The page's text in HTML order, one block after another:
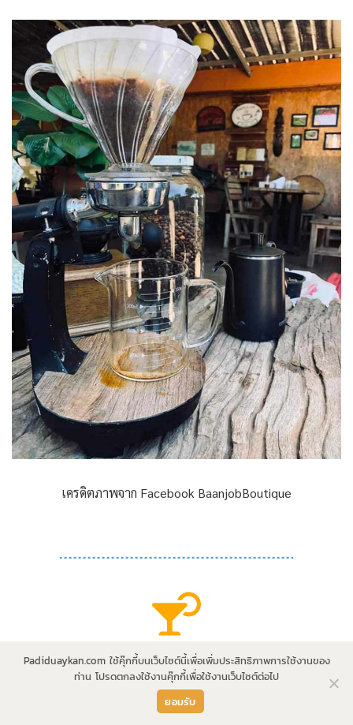
เครดิตภาพจาก Facebook BaanjobBoutique
ร้านวันวาน กาแฟโบราณ
จิบกาแฟโบราณ ย้อนวันวานใกล้สะพาณมอญ ช่วงเช้าๆ ใครแวะ
ไปเดินเล่น ใส่บาตรบริเวณสะพานมอญอย่าลืมแวะไปจิบกาแฟ
Padiduaykan.com ใช้คุ๊กกี้บนเว็บไซต์นี้เพื่อเพิ่มประสิทธิภาพการใช้งานของ
ท่าน โปรดตกลงใช้งานคุ๊กกี้เพื่อใช้งานเว็บไซต์ต่อไป
ยอมรับ